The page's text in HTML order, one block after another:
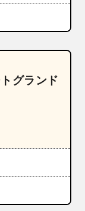
グランド